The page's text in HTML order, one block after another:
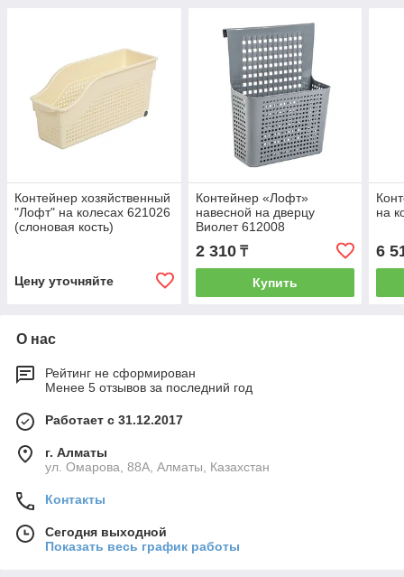
Контейнер хозяйственный
"Лофт" на колесах 621026
(слоновая кость)
Цену уточняйте
Контейнер «Лофт»
навесной на дверцу
Виолет 612008
2 310₸
Купить
на
6
О нас
Рейтинг не сформирован
Менее 5 отзывов за последний год
Работает с 31.12.2017
г. Алматы
ул. Омарова, 88А, Алматы, Казахстан
Контакты
Сегодня выходной
Показать весь график работы